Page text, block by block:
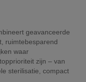
geavanceerde
ruimtebesparend
waar
zijn – van
sterilisatie, compact